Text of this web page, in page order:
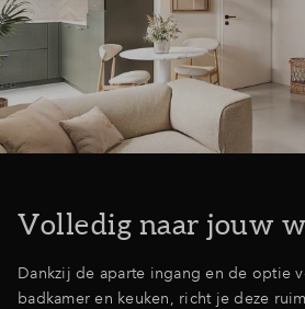
Volledig naar jouw
Dankzij de aparte ingang en de optie
badkamer en keuken, richt je deze